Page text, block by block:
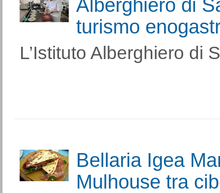
Alberghiero di
turismo
L’Istituto Alberghiero di
Bellaria Igea
Mulhouse tra